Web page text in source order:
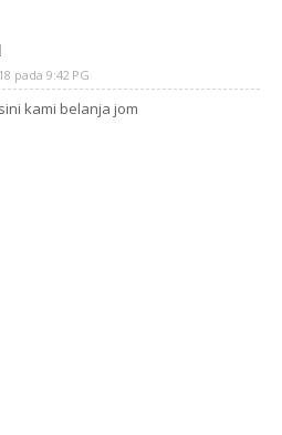
pada 9:42 PG
kami belanja jom